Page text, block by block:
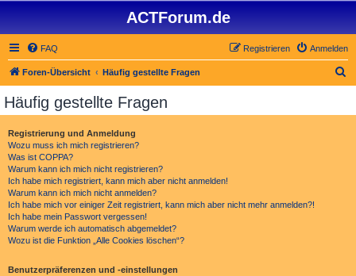
ACTForum.de
FAQ Anmelden
Registrieren
Foren-Übersicht Häufig gestellte Fragen
Häufig gestellte Fragen
Registrierung und Anmeldung
Wozu muss ich mich registrieren?
Was ist COPPA?
Warum kann ich mich nicht registrieren?
Ich habe mich registriert, kann mich aber nicht anmelden!
Warum kann ich mich nicht anmelden?
Ich habe mich vor einiger Zeit registriert, kann mich aber nicht mehr anmelden?!
Ich habe mein Passwort vergessen!
Warum werde ich automatisch abgemeldet?
Wozu ist die Funktion „Alle Cookies löschen“?
Benutzerpräferenzen und -einstellungen